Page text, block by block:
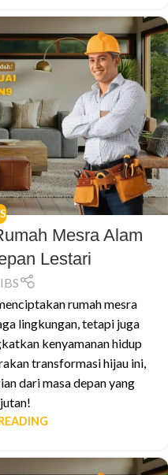
Mesra Alam
Lestari
rumah mesra
lingkungan, tetapi juga
kenyamanan hidup
transformasi hijau ini,
dari masa depan yang